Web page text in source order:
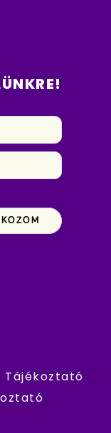
Tájékoztató